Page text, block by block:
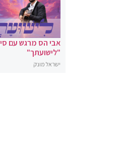
אבי הס מרגש עם
"לישועתך"
ישראל מונק